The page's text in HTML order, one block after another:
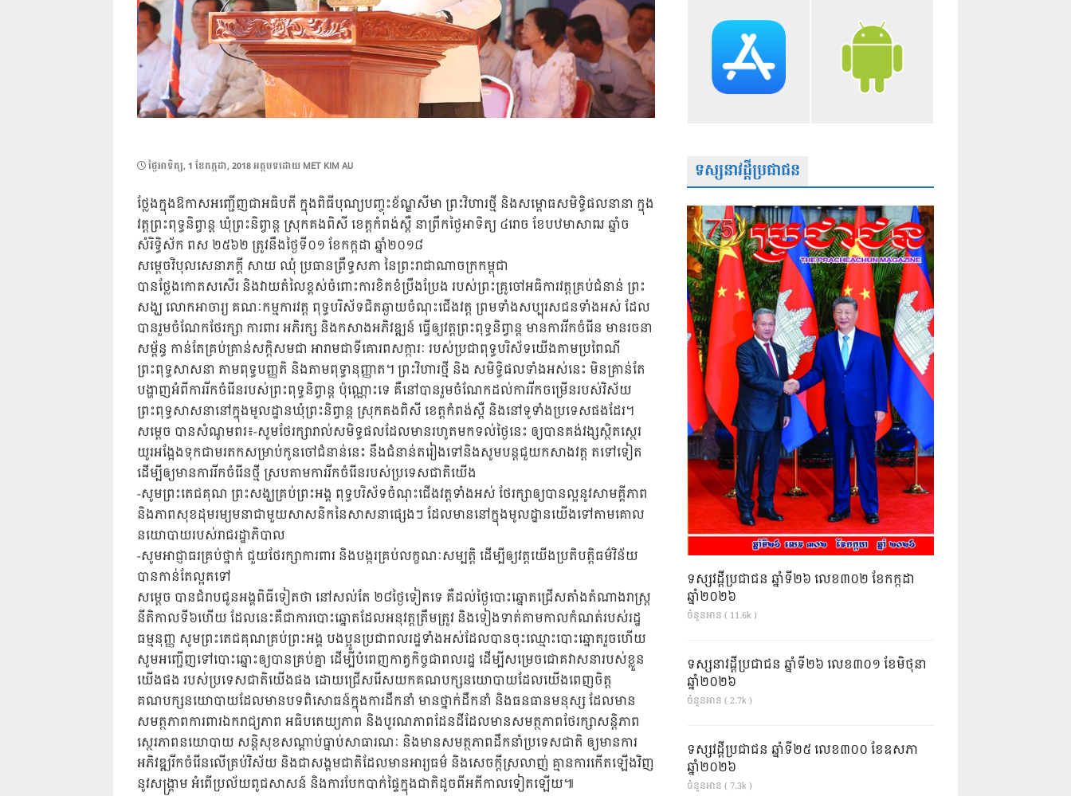
POSTED
ថ្ងៃ​អាទិត្យ, 1 ខែ​កក្កដា, 2018អត្ថបទដោយ MET KIM AU
ថ្លែងក្នុងឱកាសអញ្ជើញជាអធិបតី ក្នុងពិធីបុណ្យបញ្ចុះខ័ណ្ឌសីមា ព្រះវិហារថ្មី និងសម្ពោធសមិទ្ធិផលនានា ក្នុង
វត្តព្រះពុទ្ធនិព្វាន្ត ឃុំព្រះនិព្វាន្ត ស្រុកគងពិសី ខេត្តកំពង់ស្ពឺ នាព្រឹកថ្ងៃអាទិត្យ ៤រោច ខែបឋមាសាឍ ឆ្នាំច
សំរិទ្ធិស័ក ពស ២៥៦២ ត្រូវនឹងថ្ងៃទី០១ ខែកក្កដា ឆ្នាំ២០១៨
សម្តេចវិបុលសេនាភក ្តី សាយ ឈុំ ប្រធានព្រឹទ្ធសភា នៃព្រះរាជាណាចក្រកម្ពុជា
បានថ្លែងកោតសសើរ និងវាយតំលៃខ្ពស់ចំពោះការខិតខំប្រឹងប្រែង របស់ព្រះគ្រូចៅអធិការវត្តគ្រប់ជំនាន់ ព្រះ
សង្ឃ លោកអាចារ្យ គណៈកម្មការវត្ត ពុទ្ធបរិស័ទជិតឆ្ងាយចំណុះជើងវត្ត ព្រមទាំងសប្បុរសជនទាំងអស់ ដែល
បានរួមចំណែកថែរក្សា ការពារ អភិរក្ស និងកសាងអភិវឌ្ឍន៍ ធ្វើឲ្យវត្តព្រះពុទ្ធនិព្វាន្ត មានការរីកចំរើន មានរចនា
សម្ព័ន្ធ កាន់តែគ្រប់គ្រាន់សក្តិសមជា អារាមជាទីគោរពសក្ការៈ របស់ប្រជាពុទ្ធបរិស័ទយើងតាមប្រពៃណី
ព្រះពុទ្ធសាសនា តាមពុទ្ធបញ្ញតិ និងតាមពុទ្ធានុញ្ញាត។ ព្រះវិហារថ្មី និង សមិទ្ធិផលទាំងអស់នេះ មិនគ្រាន់តែ
បង្ហាញអំពីការរីកចំរើនរបស់ព្រះពុទ្ធនិព្វាន្ត ប៉ុណ្ណោះទេ គឺនៅបានរួមចំណែកដល់ការរីកចម្រើនរបស់វិស័យ
ព្រះពុទ្ធសាសនានៅក្នុងមូលដ្ឋានឃុំព្រះនិព្វាន្ត ស្រុកគងពិសី ខេត្តកំពង់ស្ពឺ និងនៅទូទាំងប្រទេសផងដែរ។
សម្តេច បានសំណូមពរ៖-សូមថែរក្សារាល់សមិទ្ធផលដែលមានរហូតមកទល់ថ្ងៃនេះ ឲ្យបានគង់វង្សស្ថិតស្ថេរ
យូរអង្អែងទុកជាមរតកសម្រាប់កូនចៅជំនាន់នេះ នឹងជំនាន់តរៀងទៅនិងសូមបន្តជួយកសាងវត្ត តទៅទៀត
ដើម្បីឲ្យមានការរីកចំរើនថ្មី ស្របតាមការរីកចំរើនរបស់ប្រទេសជាតិយើង
-សូមព្រះតេជគុណ ព្រះសង្ឃគ្រប់ព្រះអង្គ ពុទ្ធបរិស័ទចំណុះជើងវត្តទាំងអស់ ថែរក្សាឲ្យបានល្អនូវសាមគ្គីភាព
និងភាពសុខដុមរម្យមនាជាមួយសាសនិកនៃសាសនាផ្សេងៗ ដែលមាននៅក្នុងមូលដ្ឋានយើងទៅតាមគោល
នយោបាយរបស់រាជរដ្ឋាភិបាល
-សូមអាជ្ញាធរគ្រប់ថ្នាក់ ជួយថែរក្សាការពារ និងបង្ករគ្រប់លក្ខណៈសម្បត្តិ ដើម្បីឲ្យវត្តយើងប្រតិបត្តិធម៌វិន័យ
បានកាន់តែល្អតទៅ
សម្តេច បានជំរាបជូនអង្គពិធីទៀតថា នៅសល់តែ ២៨ថ្ងៃទៀតទេ គឺដល់ថ្ងៃបោះឆ្នោតជ្រើសតាំងតំណាងរាស្រ្ត
នីតិកាលទី៦ហើយ ដែលនេះគឺជាការបោះឆ្នោតដែលអនុវត្តត្រឹមត្រូវ និងទៀងទាត់តាមកាលកំណត់របស់រដ្ឋ
ធម្មនុញ្ញ សូមព្រះតេជគុណគ្រប់ព្រះអង្គ បងប្អូនប្រជាពលរដ្ឋទាំងអស់ដែលបានចុះឈ្មោះបោះឆ្នោតរួចហើយ
សូមអញ្ជើញទៅបោះឆ្នោះឲ្យបានគ្រប់គ្នា ដើម្បីបំពេញកាត្វកិច្ចជាពលរដ្ឋ ដើម្បីសម្រេចជោគវាសនារបស់ខ្លួន
យើងផង របស់ប្រទេសជាតិយើងផង ដោយជ្រើសរើសយកគណបក្សនយោបាយដែលយើងពេញចិត្ត
គណបក្សនយោបាយដែលមានបទពិសោធន៍ក្នុងការដឹកនាំ មានថ្នាក់ដឹកនាំ និងធនធានមនុស្ស ដែលមាន
សមត្ថភាពការពារឯករាជ្យភាព អធិបតេយ្យភាព និងបូរណភាពដែនដីដែលមានសមត្ថភាពថែរក្សាសន្តិភាព
ស្ថេរភាពនយោបាយ សន្តិសុខសណ្តាប់ធ្នាប់សាធារណៈ និងមានសមត្ថភាពដឹកនាំប្រទេសជាតិ ឲ្យមានការ
អភិវឌ្ឍរីកចំរើនលើគ្រប់វិស័យ និងជាសង្គមជាតិដែលមានអារ្យធម៌ និងសេចក្តីស្រលាញ់ គ្មានការកើតឡើងវិញ
នូវសង្គ្រាម អំពើប្រល័យពូជសាសន៍ និងការបែកបាក់ផ្ទៃក្នុងជាតិដូចពីអតីកាលទៀតឡើយ៕
ទស្សនាវដ្តីប្រជាជន
ទស្សវដ្តីប្រជាជន ឆ្នាំទី២៦ លេខ៣០២ ខែកក្កដា
ឆ្នាំ២០២៦
ចំនួនអាន ( 11.6k )
ទស្សនាវដ្ដីប្រជាជន ឆ្នាំទី២៦ លេខ៣០១ ខែមិថុនា
ឆ្នាំ២០២៦
ចំនួនអាន ( 2.7k )
ទស្សវដ្តីប្រជាជន ឆ្នាំទី២៥ លេខ៣០០ ខែឧសភា
ឆ្នាំ២០២៦
ចំនួនអាន ( 7.3k )